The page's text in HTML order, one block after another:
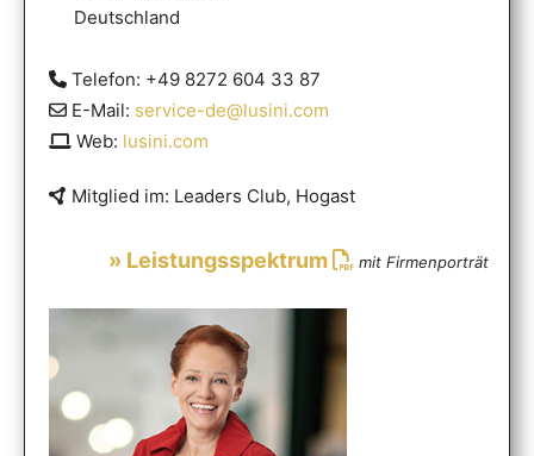
Deutschland
Telefon: +49 8272 604 33 87
E-Mail: service-de@lusini.com
Web: lusini.com
Mitglied im: Leaders Club, Hogast
» Leistungsspektrum mit Firmenporträt